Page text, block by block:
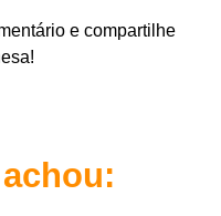
e compartilhe